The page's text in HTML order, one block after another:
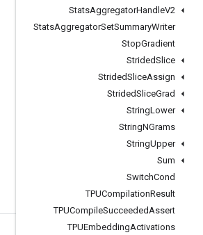
StatsAggregatorHandleV2
StatsAggregatorSetSummaryWriter
StopGradient
StridedSlice
StridedSliceAssign
StridedSliceGrad
StringLower
StringNGrams
StringUpper
Sum
SwitchCond
TPUCompilationResult
TPUCompileSucceededAssert
TPUEmbeddingActivations